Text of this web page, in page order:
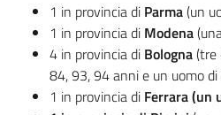
1 in provincia di Parma(un
1 in provincia di Modena
4 in provincia di Bologna(tre
84, 93, 94 anni e un uomo
1 in provincia di Ferrara (un